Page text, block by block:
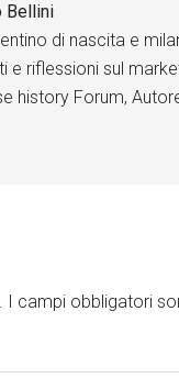
Bellini
di nascita e
e riflessioni sul
history Forum,
I campi obbligatori